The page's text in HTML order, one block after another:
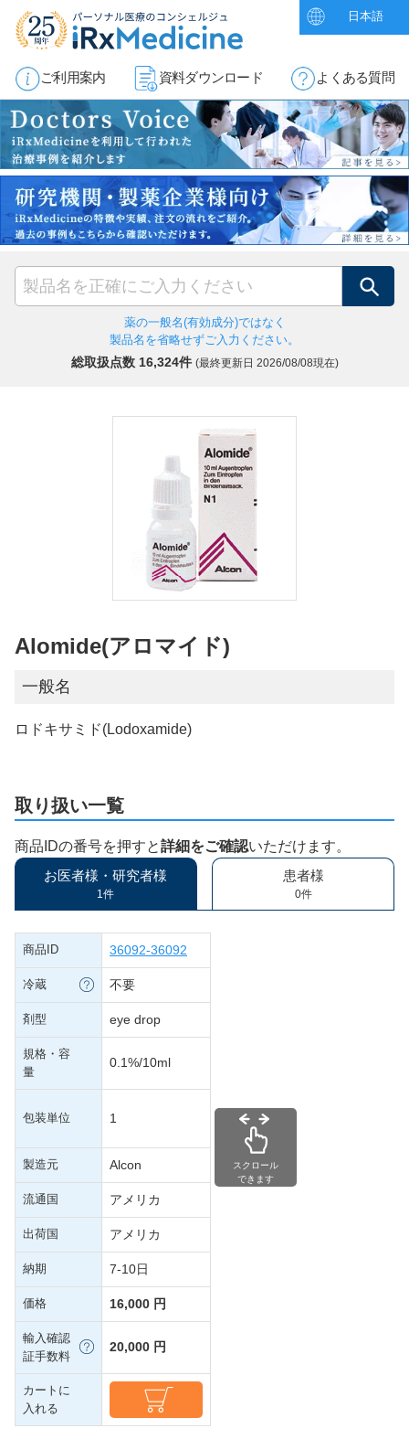
日本語
ご利用案内 資料ダウンロード よくある質問
検索
薬の一般名(有効成分)ではなく
製品名を省略せずご入力ください。
総取扱点数 16,324件 (最終更新日 2026/08/08現在)
Alomide(アロマイド)
一般名
ロドキサミド(Lodoxamide)
取り扱い一覧
商品IDの番号を押すと詳細をご確認いただけます。
お医者様・研究者様
1件
患者様
0件
商品ID 36092-36092
冷蔵 不要
剤型 eye drop
規格・容
量
0.1%/10ml
包装単位 1
製造元 Alcon
流通国 アメリカ
出荷国 アメリカ
納期 7-10日
価格 16,000 円
輸入確認
証手数料
20,000 円
カートに
入れる
スクロール
できます